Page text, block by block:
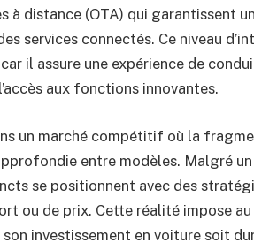
distance (OTA) qui garantissent
services connectés. Ce niveau
il assure une expérience de
aux fonctions innovantes.
un marché compétitif où la
entre modèles. Malgré un
se positionnent avec des
ou de prix. Cette réalité impose
investissement en voiture soit